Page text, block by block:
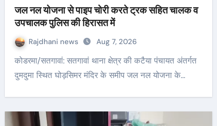
जल नल योजना से पाइप चोरी करते ट्रक सहित चालक व
उपचालक पुलिस की हिरासत में
Rajdhani news Aug 7, 2026
कोडरमा/सतगावां: सतगावां थाना क्षेत्र की कटैया पंचायत अंतर्गत
दुमदुमा स्थित घोड़सिमर मंदिर के समीप जल नल योजना के…